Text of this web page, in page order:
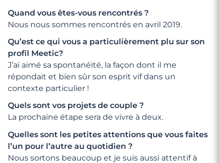
Quand vous êtes-vous rencontrés ?
Nous nous sommes rencontrés en avril 2019.
Qu’est ce qui vous a particulièrement plu sur son
profil Meetic?
J’ai aimé sa spontanéité, la façon dont il me
répondait et bien sûr son esprit vif dans un
contexte particulier !
Quels sont vos projets de couple ?
La prochaine étape sera de vivre à deux.
Quelles sont les petites attentions que vous faites
l’un pour l’autre au quotidien ?
Nous sortons beaucoup et je suis aussi attentif à